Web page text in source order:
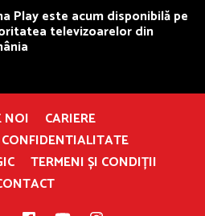
Play este acum disponibilă pe
televizoarelor din
NOI
CARIERE
TERMENI ȘI CONDIȚII